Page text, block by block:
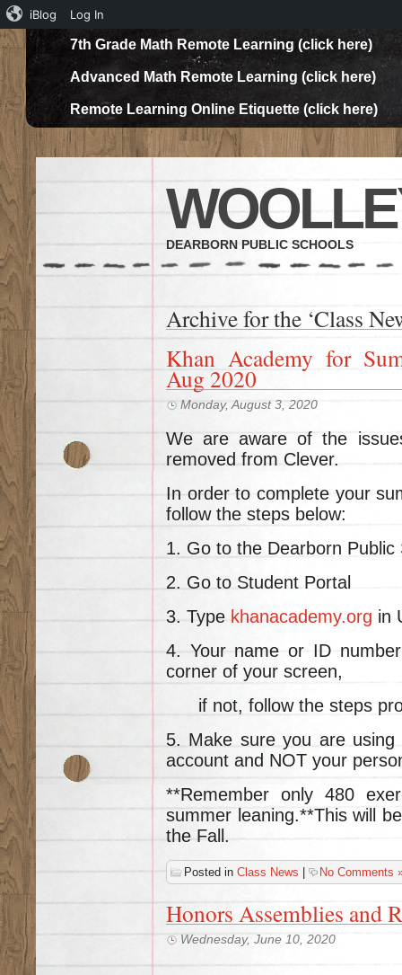
7th Grade Math Remote Learning (click here)
Advanced Math Remote Learning (click here)
Remote Learning Online Etiquette (click here)
DEARBORN PUBLIC SCHOOLS
Archive for the ‘Class
Khan Academy for
Aug 2020
Monday, August 3, 2020
We are aware of the
removed from Clever.
In order to complete your
follow the steps below:
1. Go to the Dearborn Public
2. Go to Student Portal
3. Type khanacademy.org in
4. Your name or ID
corner of your screen,
if not, follow the steps
5. Make sure you are using
account and NOT your
**Remember only 480
summer leaning.**This will
the Fall.
Posted in Class News No Comments
Honors Assemblies and
Wednesday, June 10, 2020
iBlog Log In